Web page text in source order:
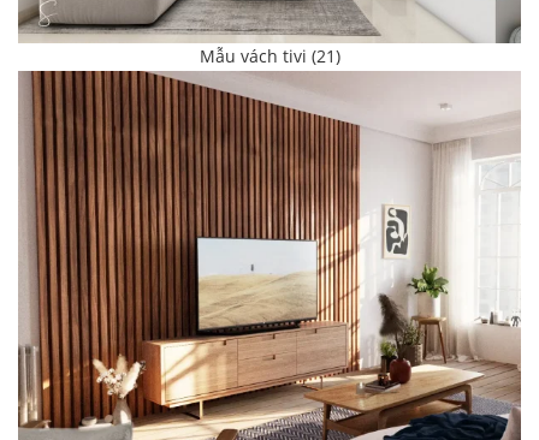
Mẫu vách tivi (21)